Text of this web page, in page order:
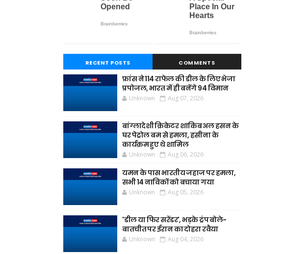
RECENT POSTS COMMENTS
फ्रांस ने 114 राफेल की डील के लिए भेजा
प्रपोजल, भारत में ही बनेंगे 94 विमान
Unknown Aug 07, 2026
बांग्लादेशी क्रिकेटर शाकिब अल हसन के
घर पेट्रोल बम से हमला, हसीना के
कार्यक्रम हुए थे शामिल
Unknown Aug 06, 2026
यमन के पास भारतीय जहाज पर हमला,
सभी 14 नाविकों को बचाया गया
Unknown Aug 05, 2026
'डील या फिर सरेंडर', भड़के ट्रंप बोले-
बातचीत पर ईरान का दोहरा रवैया
Unknown Aug 04, 2026